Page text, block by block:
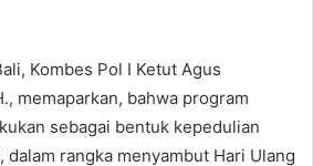
Kombes Pol I Ketut Agus
memaparkan, bahwa program
sebagai bentuk kepedulian
dalam rangka menyambut Hari Ulang